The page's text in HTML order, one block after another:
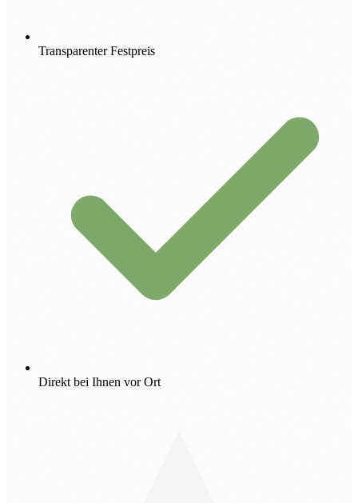
Transparenter Festpreis
Direkt bei Ihnen vor Ort